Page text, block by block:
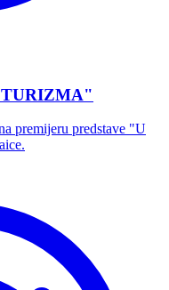
TURIZMA"
premijeru predstave "U